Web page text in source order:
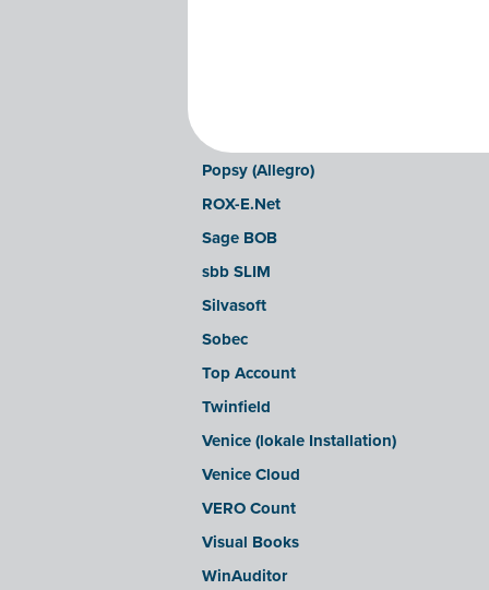
OfficeM (IntraDev)
Popsy (Allegro)
ROX-E.Net
Sage BOB
sbb SLIM
Silvasoft
Sobec
Top Account
Twinfield
Venice (lokale Installation)
Venice Cloud
VERO Count
Visual Books
WinAuditor